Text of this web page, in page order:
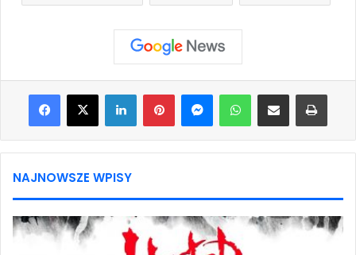
Facebook
X LinkedInPinterestMessengerWhatsAppShare via Email Print
NAJNOWSZE WPISY